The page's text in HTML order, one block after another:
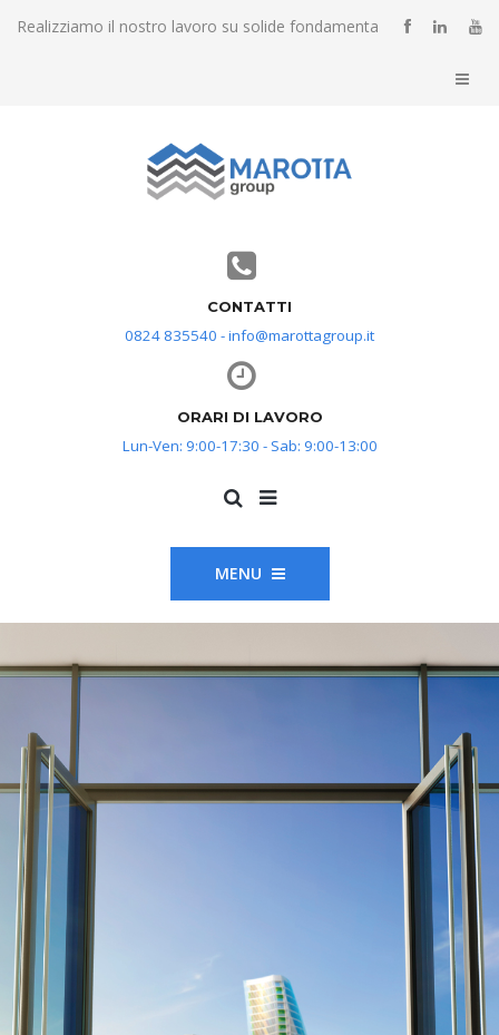
Realizziamo il nostro lavoro su solide fondamenta
CONTATTI
0824 835540 - info@marottagroup.it
ORARI DI LAVORO
Lun-Ven: 9:00-17:30 - Sab: 9:00-13:00
MENU
METAL WORK
Strutture in